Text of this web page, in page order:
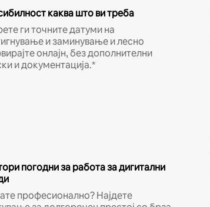
каква што ви треба
ги точните датуми на
и заминување и лесно
онлајн, без дополнителни
и документација.*
погодни за работа за дигитални
професионално? Најдете